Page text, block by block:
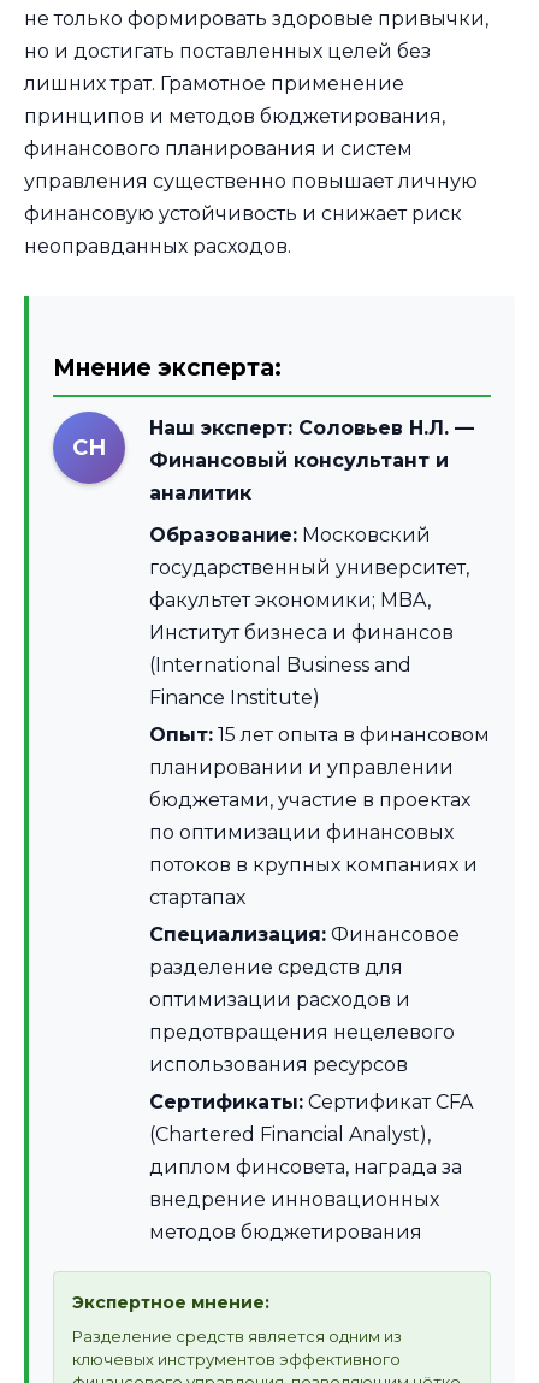
не только формировать здоровые привычки,
но и достигать поставленных целей без
лишних трат. Грамотное применение
принципов и методов бюджетирования,
финансового планирования и систем
управления существенно повышает личную
финансовую устойчивость и снижает риск
неоправданных расходов.
Мнение эксперта:
СН
Наш эксперт: Соловьев Н.Л. —
Финансовый консультант и
аналитик
Образование: Московский
государственный университет,
факультет экономики; MBA,
Институт бизнеса и финансов
(International Business and
Finance Institute)
Опыт: 15 лет опыта в финансовом
планировании и управлении
бюджетами, участие в проектах
по оптимизации финансовых
потоков в крупных компаниях и
стартапах
Специализация: Финансовое
разделение средств для
оптимизации расходов и
предотвращения нецелевого
использования ресурсов
Сертификаты: Сертификат CFA
(Chartered Financial Analyst),
диплом финсовета, награда за
внедрение инновационных
методов бюджетирования
Экспертное мнение:
Разделение средств является одним из
ключевых инструментов эффективного